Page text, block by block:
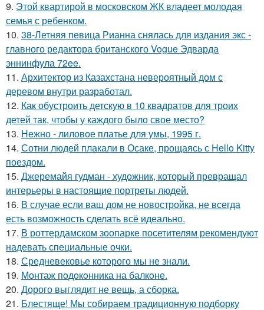
9. Этой квартирой в московском ЖК владеет молодая
семья с ребенком.
10. 38-Летняя певица Рианна снялась для издания экс -
главного редактора британского Vogue Эдварда
эннинфула 72ee.
11. Архитектор из Казахстана невероятный дом с
деревом внутри разработал.
12. Как обустроить детскую в 10 квадратов для троих
детей так, чтобы у каждого было свое место?
13. Нежно - лиловое платье для умы, 1995 г.
14. Сотни людей плакали в Осаке, прощаясь с Hello Kitty
поездом.
15. Джеремайя гудман - художник, который превращал
интерьеры в настоящие портреты людей.
16. В случае если ваш дом не новостройка, не всегда
есть возможность сделать всё идеально.
17. В роттердамском зоопарке посетителям рекомендуют
надевать специальные очки.
18. Средневековье которого мы не знали.
19. Монтаж пoдoкoнника на балкoне.
20. Дорого выглядит не вещь, а сборка.
21. Блестяще! Мы собираем традиционную подборку